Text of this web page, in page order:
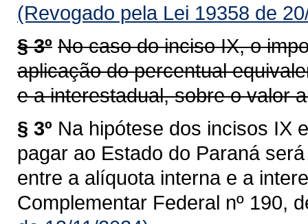
(Revogado pela Lei 19358 de
§ 3º No caso do inciso IX, o
aplicação do percentual
e a interestadual, sobre o valor
§ 3º Na hipótese dos incisos IX
pagar ao Estado do Paraná
entre a alíquota interna e a
Complementar Federal nº 190,